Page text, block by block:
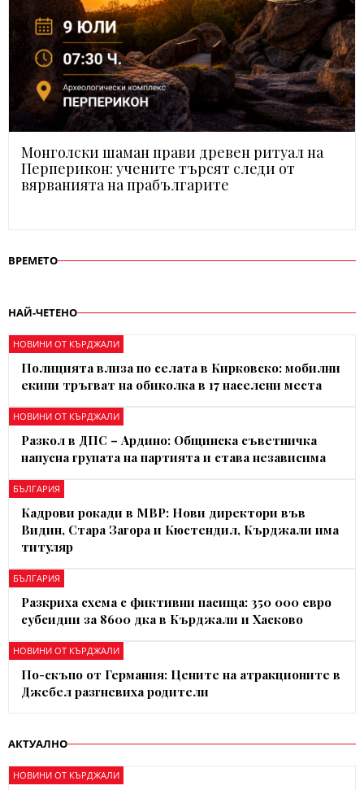
Монголски шаман прави древен ритуал на
Перперикон: учените търсят следи от
вярванията на прабългарите
ВРЕМЕТО
НАЙ-ЧЕТЕНО
НОВИНИ ОТ КЪРДЖАЛИ
Полицията влиза по селата в Кирковско: мобилни
екипи тръгват на обиколка в 17 населени места
НОВИНИ ОТ КЪРДЖАЛИ
Разкол в ДПС – Ардино: Общинска съветничка
напусна групата на партията и става независима
БЪЛГАРИЯ
Кадрови рокади в МВР: Нови директори във
Видин, Стара Загора и Кюстендил, Кърджали има
титуляр
БЪЛГАРИЯ
Разкриха схема с фиктивни пасища: 350 000 евро
субсидии за 8600 дка в Кърджали и Хасково
НОВИНИ ОТ КЪРДЖАЛИ
По-скъпо от Германия: Цените на атракционите в
Джебел разгневиха родители
АКТУАЛНО
НОВИНИ ОТ КЪРДЖАЛИ